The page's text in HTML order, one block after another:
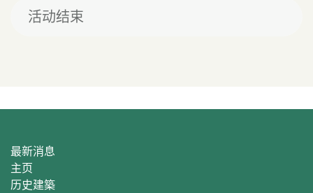
活动结束
最新消息
主页
历史建築